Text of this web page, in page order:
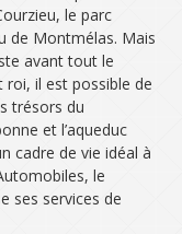
le parc
de Montmélas. Mais
avant tout le
roi, il est possible de
trésors du
et l’aqueduc
cadre de vie idéal à
le
ses services de